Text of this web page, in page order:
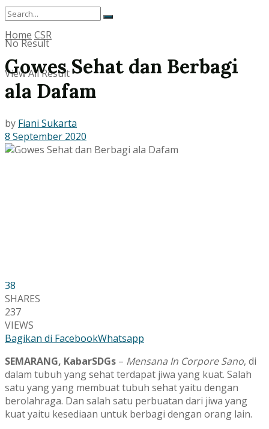
No Result
View All Result
Home CSR
Gowes Sehat dan Berbagi
ala Dafam
by Fiani Sukarta
8 September 2020
38
SHARES
237
VIEWS
Bagikan di FacebookWhatsapp
SEMARANG, KabarSDGs – Mensana In Corpore Sano, di
dalam tubuh yang sehat terdapat jiwa yang kuat. Salah
satu yang yang membuat tubuh sehat yaitu dengan
berolahraga. Dan salah satu perbuatan dari jiwa yang
kuat yaitu kesediaan untuk berbagi dengan orang lain.